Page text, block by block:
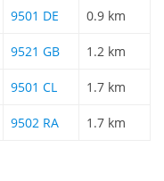
9501 DE 0.9 km
9521 GB 1.2 km
9501 CL 1.7 km
9502 RA 1.7 km